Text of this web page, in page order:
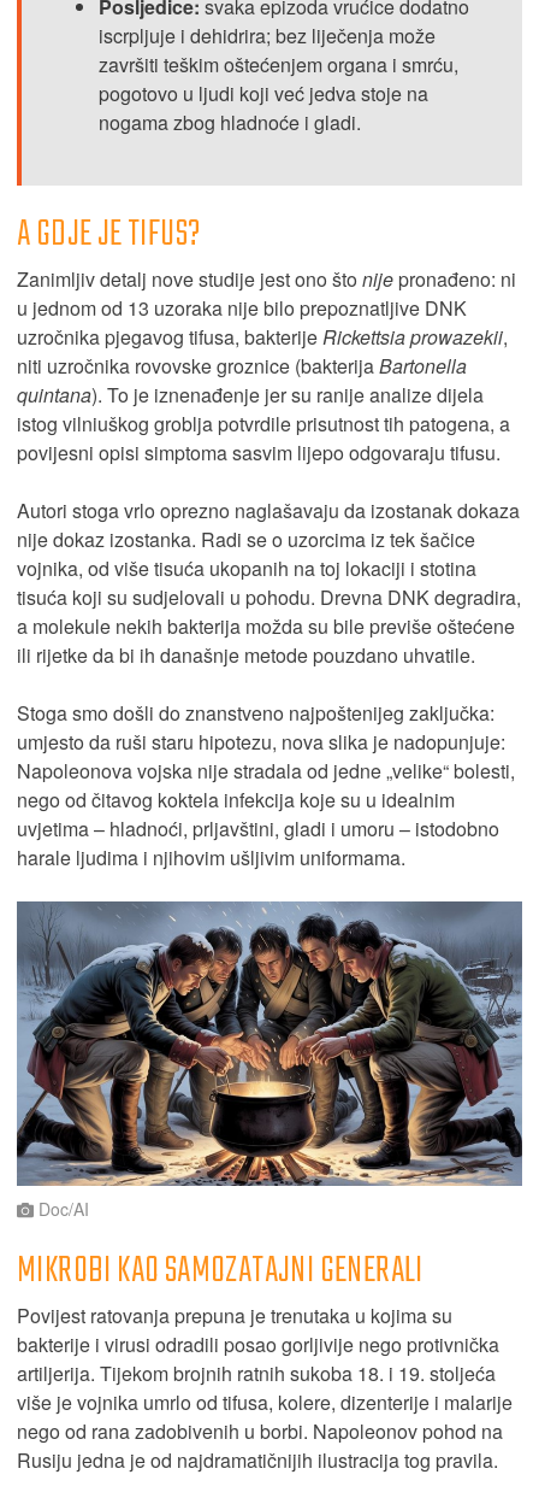
Posljedice: svaka epizoda vrućice dodatno
iscrpljuje i dehidrira; bez liječenja može
završiti teškim oštećenjem organa i smrću,
pogotovo u ljudi koji već jedva stoje na
nogama zbog hladnoće i gladi.
A GDJE JE TIFUS?
Zanimljiv detalj nove studije jest ono što nije pronađeno: ni
u jednom od 13 uzoraka nije bilo prepoznatljive DNK
uzročnika pjegavog tifusa, bakterijeRickettsia prowazekii,
niti uzročnika rovovske groznice (bakterijaBartonella
quintana). To je iznenađenje jer su ranije analize dijela
istog vilniuškog groblja potvrdile prisutnost tih patogena, a
povijesni opisi simptoma sasvim lijepo odgovaraju tifusu.
Autori stoga vrlo oprezno naglašavaju da izostanak dokaza
nije dokaz izostanka. Radi se o uzorcima iz tek šačice
vojnika, od više tisuća ukopanih na toj lokaciji i stotina
tisuća koji su sudjelovali u pohodu. Drevna DNK degradira,
a molekule nekih bakterija možda su bile previše oštećene
ili rijetke da bi ih današnje metode pouzdano uhvatile.
Stoga smo došli do znanstveno najpoštenijeg zaključka:
umjesto da ruši staru hipotezu, nova slika je nadopunjuje:
Napoleonova vojska nije stradala od jedne „velike“ bolesti,
nego od čitavog koktela infekcija koje su u idealnim
uvjetima – hladnoći, prljavštini, gladi i umoru – istodobno
harale ljudima i njihovim ušljivim uniformama.
Doc/AI
MIKROBI KAO SAMOZATAJNI GENERALI
Povijest ratovanja prepuna je trenutaka u kojima su
bakterije i virusi odradili posao gorljivije nego protivnička
artiljerija. Tijekom brojnih ratnih sukoba 18. i 19. stoljeća
više je vojnika umrlo od tifusa, kolere, dizenterije i malarije
nego od rana zadobivenih u borbi. Napoleonov pohod na
Rusiju jedna je od najdramatičnijih ilustracija tog pravila.